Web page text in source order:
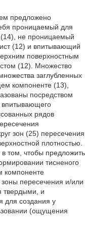
предложено
проницаемый для
(14), не проницаемый
(12) и впитывающий
поверхностным
(12). Множество
заглубленных
компоненте (13),
посредством
впитывающего
рядов
зон (25) пересечения
плотностью.
том, чтобы предложить
тисненого
компоненте
пересечения и/или
твердыми, и
для создания у
(ощущения